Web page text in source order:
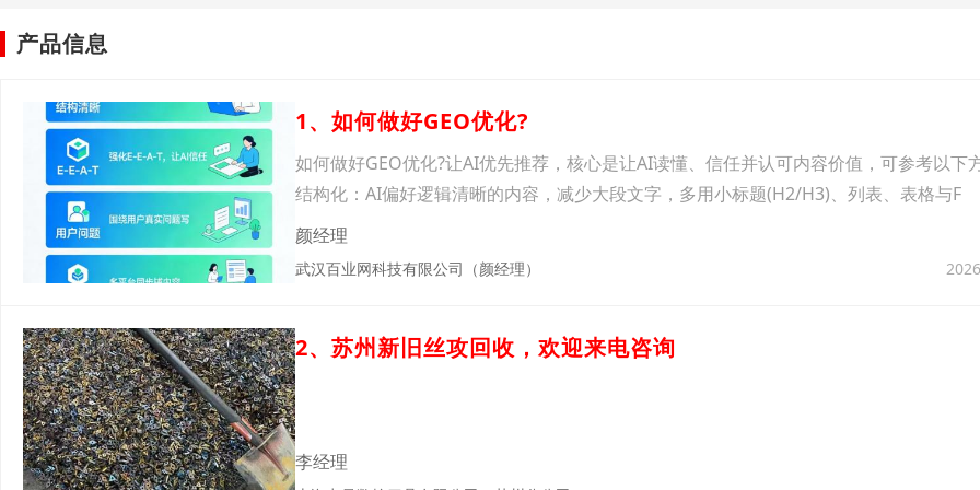
产品信息
1、如何做好GEO优化?
如何做好GEO优化?让AI优先推荐，核心是让AI读懂、信任并认可内容价值，可参考以下
结构化：AI偏好逻辑清晰的内容，减少大段文字，多用小标题(H2/H3)、列表、表格与F
颜经理
武汉百业网科技有限公司（颜经理）
2、苏州新旧丝攻回收，欢迎来电咨询
李经理